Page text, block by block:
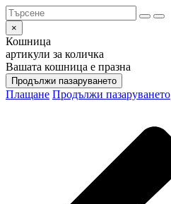
×
Кошница
артикули за количка
Вашата кошница е празна
Продължи пазаруването
Плащане Продължи пазаруването